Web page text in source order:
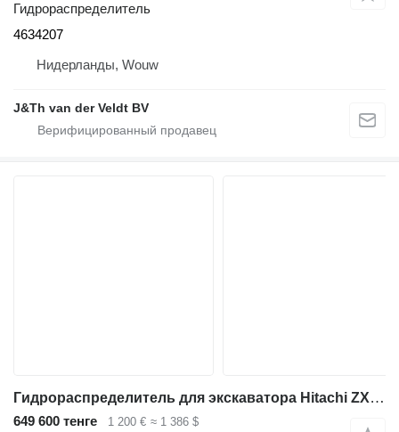
Гидрораспределитель
4634207
Нидерланды, Wouw
J&Th van der Veldt BV
Гидрораспределитель для экскаватора Hitachi ZX 160
649 600 тенге 1 200 € ≈ 1 386 $